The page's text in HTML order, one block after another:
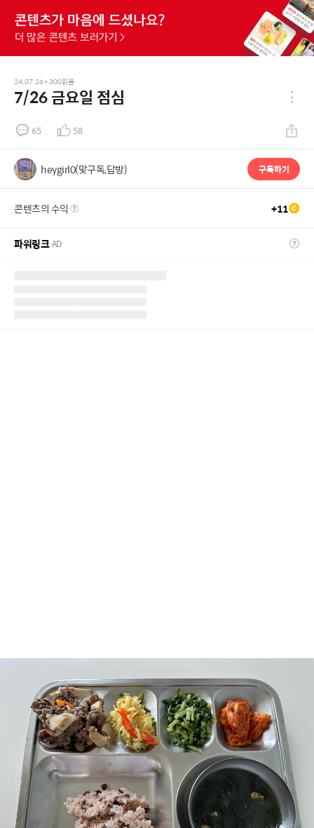
24.07.26• 300읽음
7/26 금요일 점심
65 58
heygirl0(맞구독,답방) 구독하기
콘텐츠의 수익 +11
파워링크AD